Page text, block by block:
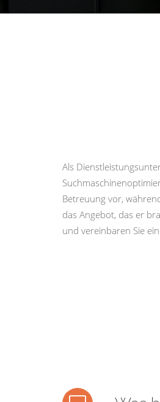
Als
Betreuung vor,
das Angebot, das er
und vereinbaren Sie